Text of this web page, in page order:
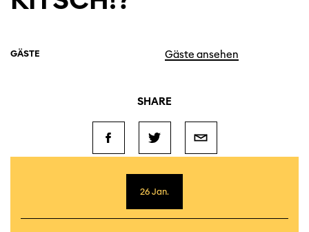
GÄSTE Gäste ansehen
SHARE
26 Jan.